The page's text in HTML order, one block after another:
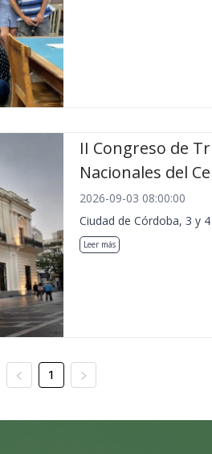
II Congreso de
Nacionales del
2026-09-03 08:00:00
Ciudad de Córdoba, 3 y
Leer más
1